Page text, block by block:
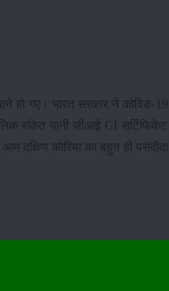
हो गए। भारत सरकार ने कोविड-
संकेत यानी जीआई GI सर्टिफिकेट
दक्षिण कोरिया का बहुत ही
उच्च मात्रा में होता है। इस फसल